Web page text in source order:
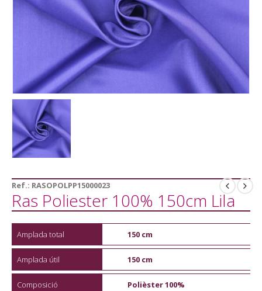
Ref.: RASOPOLPP15000023
Ras Poliester 100% 150cm Lila
Amplada total 150 cm
Amplada útil 150 cm
Composició Polièster 100%